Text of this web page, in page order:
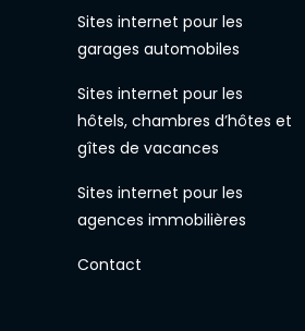
Sites internet pour les
garages automobiles
Sites internet pour les
hôtels, chambres d’hôtes et
gîtes de vacances
Sites internet pour les
agences immobilières
Contact